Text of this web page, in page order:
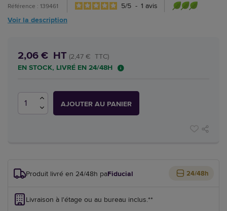
Référence : 139461 5/5 - 1 avis
Voir la description
2,06 € HT (2,47 € TTC)
EN STOCK, LIVRÉ EN 24/48H
AJOUTER AU PANIER
Produit livré en 24/48h parFiducial 24/48h
Livraison à l'étage ou au bureau inclus.**